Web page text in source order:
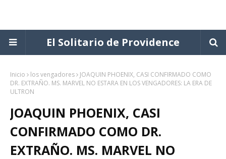
El Solitario de Providence
Inicio los vengadores
JOAQUIN PHOENIX, CASI CONFIRMADO COMO
DR. EXTRAÑO. MS. MARVEL NO ESTARA EN LOS VENGADORES: LA ERA DE
ULTRON
JOAQUIN PHOENIX, CASI
CONFIRMADO COMO DR.
EXTRAÑO. MS. MARVEL NO